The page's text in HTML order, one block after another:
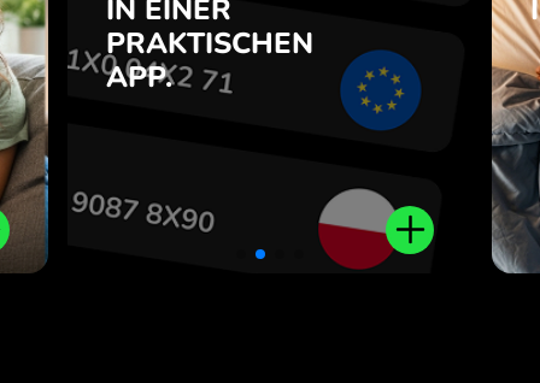
IN EINER
PRAKTISCHEN
APP.
Kaufen Sie CAD, verkaufen Sie
CZK und umgekehrt mit einem
Klick in der ZEN.COM-App.